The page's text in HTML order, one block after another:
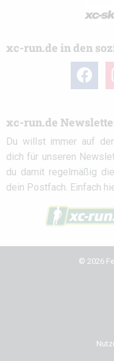
xc-run.de in den
facebook
xc-run.de
Du willst immer auf
dich für unseren
du damit regelmäßig
dein Postfach. Einfach
© 2026